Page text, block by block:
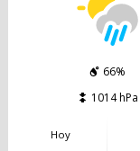
66%
1014 hPa
Hoy